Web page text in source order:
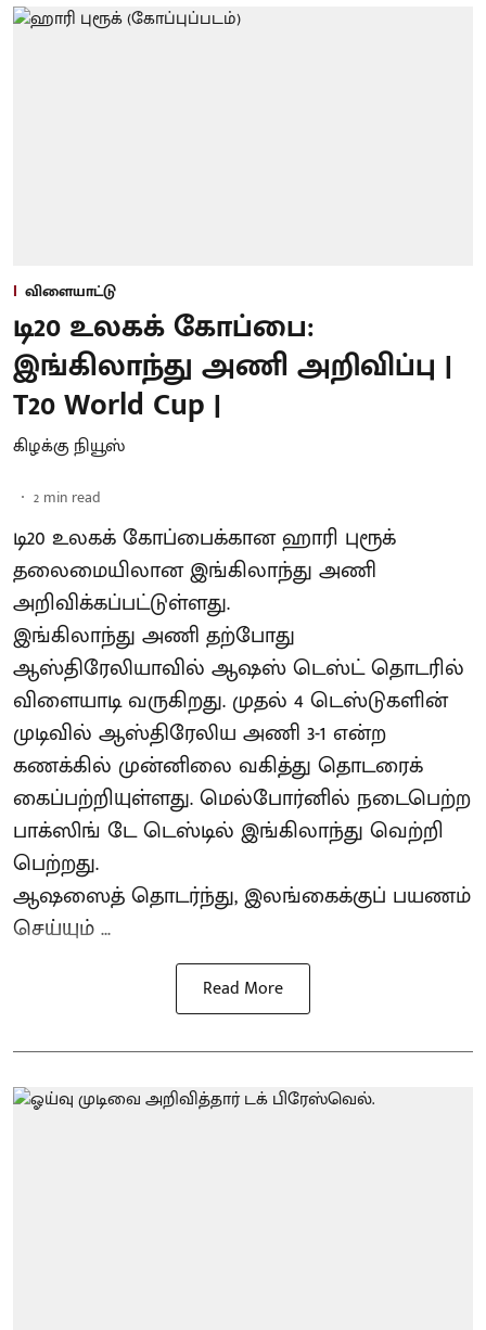
விளையாட்டு
டி20 உலகக் கோப்பை:
இங்கிலாந்து அணி அறிவிப்பு |
T20 World Cup |
கிழக்கு நியூஸ்
2 min read
டி20 உலகக் கோப்பைக்கான ஹாரி புரூக்
தலைமையிலான இங்கிலாந்து அணி
அறிவிக்கப்பட்டுள்ளது.
இங்கிலாந்து அணி தற்போது
ஆஸ்திரேலியாவில் ஆஷஸ் டெஸ்ட் தொடரில்
விளையாடி வருகிறது. முதல் 4 டெஸ்டுகளின்
முடிவில் ஆஸ்திரேலிய அணி 3-1 என்ற
கணக்கில் முன்னிலை வகித்து தொடரைக்
கைப்பற்றியுள்ளது. மெல்போர்னில் நடைபெற்ற
பாக்ஸிங் டே டெஸ்டில் இங்கிலாந்து வெற்றி
பெற்றது.
ஆஷஸைத் தொடர்ந்து, இலங்கைக்குப் பயணம்
செய்யும் ...
Read More